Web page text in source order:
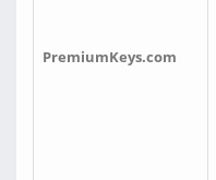
PremiumKeys.com